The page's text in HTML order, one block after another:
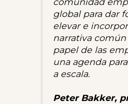
global para dar
elevar e
narrativa
papel de las
una agenda
a escala.
Peter Bakker,